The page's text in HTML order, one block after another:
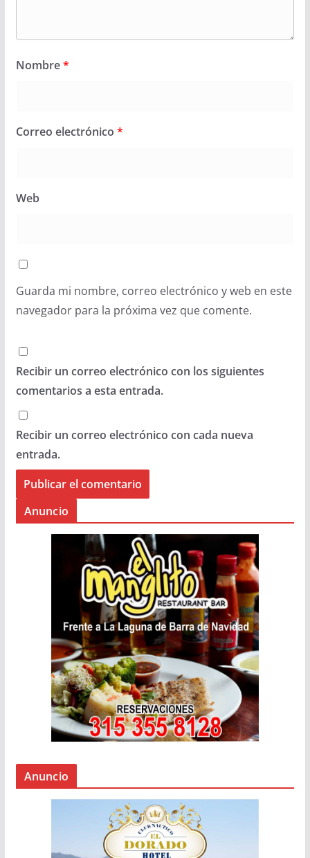
Nombre*
Correo electrónico *
Web
Guarda mi nombre, correo electrónico y web en este
navegador para la próxima vez que comente.
Recibir un correo electrónico con los siguientes
comentarios a esta entrada.
Recibir un correo electrónico con cada nueva
entrada.
Anuncio
Anuncio